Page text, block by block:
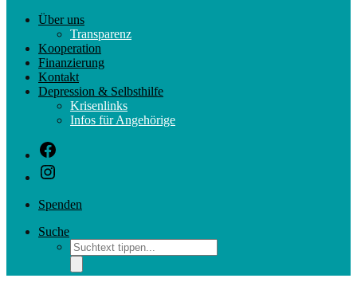
Über uns
Transparenz
Kooperation
Finanzierung
Kontakt
Depression & Selbsthilfe
Krisenlinks
Infos für Angehörige
Spenden
Suche